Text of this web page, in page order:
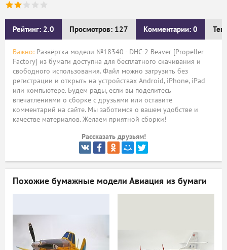
Рейтинг: 2.0 Просмотров: 127 Комментарии: 0
Важно: Развёртка модели №18340 - DHC-2 Beaver [Propeller
Factory] из бумаги доступна для бесплатного скачивания и
свободного использования. Файл можно загрузить без
регистрации и открыть на устройствах Android, iPhone, iPad
или компьютере. Будем рады, если вы поделитесь
впечатлениями о сборке с друзьями или оставите
комментарий на сайте. Мы заботимся о вашем удобстве и
качестве материалов. Желаем приятной сборки!
Рассказать друзьям!
Похожие бумажные модели Авиация из бумаги